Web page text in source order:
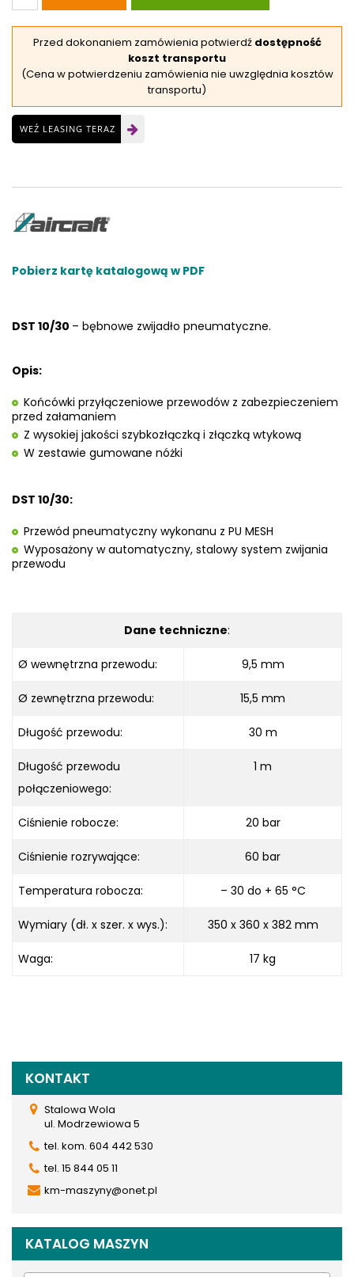
Przed dokonaniem zamówienia potwierdź dostępność
koszt transportu
(Cena w potwierdzeniu zamówienia nie uwzględnia kosztów
transportu)
WEŹ LEASING TERAZ
Pobierz kartę katalogową w PDF
DST 10/30 – bębnowe zwijadło pneumatyczne.
Opis:
Końcówki przyłączeniowe przewodów z zabezpieczeniem
przed załamaniem
Z wysokiej jakości szybkozłączką i złączką wtykową
W zestawie gumowane nóżki
DST 10/30:
Przewód pneumatyczny wykonanu z PU MESH
Wyposażony w automatyczny, stalowy system zwijania
przewodu
Dane techniczne:
Ø wewnętrzna przewodu: 9,5 mm
Ø zewnętrzna przewodu: 15,5 mm
Długość przewodu: 30 m
Długość przewodu
połączeniowego:
1 m
Ciśnienie robocze: 20 bar
Ciśnienie rozrywające: 60 bar
Temperatura robocza: – 30 do + 65 °C
Wymiary (dł. x szer. x wys.): 350 x 360 x 382 mm
Waga: 17 kg
KONTAKT
Stalowa Wola
ul. Modrzewiowa 5
tel. kom. 604 442 530
tel. 15 844 05 11
km-maszyny@onet.pl
KATALOG MASZYN